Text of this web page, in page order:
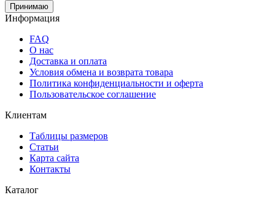
Принимаю
Информация
FAQ
О нас
Доставка и оплата
Условия обмена и возврата товара
Политика конфиденциальности и оферта
Пользовательское соглашение
Клиентам
Таблицы размеров
Статьи
Карта сайта
Контакты
Каталог